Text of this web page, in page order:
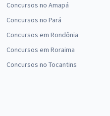
Concursos no Amapá
Concursos no Pará
Concursos em Rondônia
Concursos em Roraima
Concursos no Tocantins